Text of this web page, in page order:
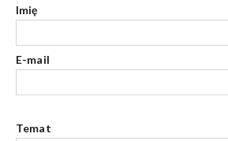
Imię
E-mail
Temat